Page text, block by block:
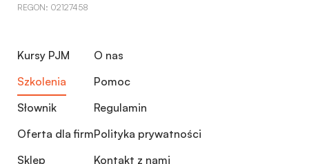
REGON: 02127458
Kursy PJM
Szkolenia
Słownik
Oferta dla firm
Sklep
O nas
Pomoc
Regulamin
Polityka prywatności
Kontakt z nami